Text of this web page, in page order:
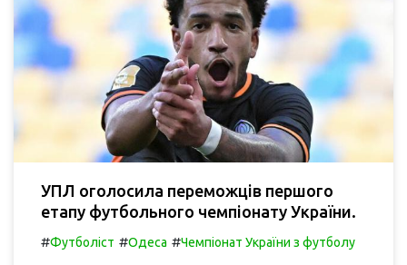
УПЛ оголосила переможців першого
етапу футбольного чемпіонату України.
#Футболіст #Одеса #Чемпіонат України з футболу